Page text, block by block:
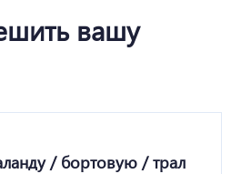
вашу
/ бортовую / трал